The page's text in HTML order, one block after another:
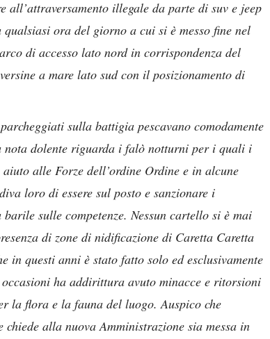
all’attraversamento illegale da parte di suv e jeep
ora del giorno a cui si è messo fine nel
di accesso lato nord in corrispondenza del
a mare lato sud con il posizionamento di
sulla battigia pescavano comodamente
nota dolente riguarda i falò notturni per i quali i
alle Forze dell’ordine Ordine e in alcune
loro di essere sul posto e sanzionare i
sulle competenze. Nessun cartello si è mai
di zone di nidificazione di Caretta Caretta
in questi anni è stato fatto solo ed esclusivamente
ha addirittura avuto minacce e ritorsioni
la flora e la fauna del luogo. Auspico che
chiede alla nuova Amministrazione sia messa in